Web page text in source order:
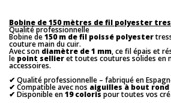
Bobine de 150 mètres de fil polyester
Qualité professionnelle
Bobine de150 m de fil poissé polyester
couture main du cuir.
Avec son diamètre de 1 mm, ce fil épais et
le point sellieret toutes coutures solides en
accessoires.
✔ Qualité professionnelle – fabriqué en
✔ Compatible avec nos aiguilles à bout rond
✔ Disponible en19 coloris pour toutes vos